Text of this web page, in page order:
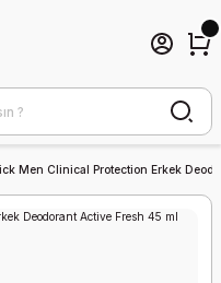
Men Clinical Protection Erkek